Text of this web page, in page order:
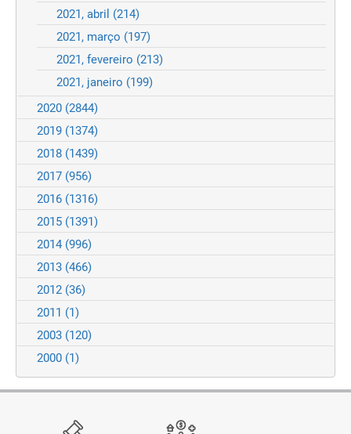
2021, abril (214)
2021, março (197)
2021, fevereiro (213)
2021, janeiro (199)
2020 (2844)
2019 (1374)
2018 (1439)
2017 (956)
2016 (1316)
2015 (1391)
2014 (996)
2013 (466)
2012 (36)
2011 (1)
2003 (120)
2000 (1)